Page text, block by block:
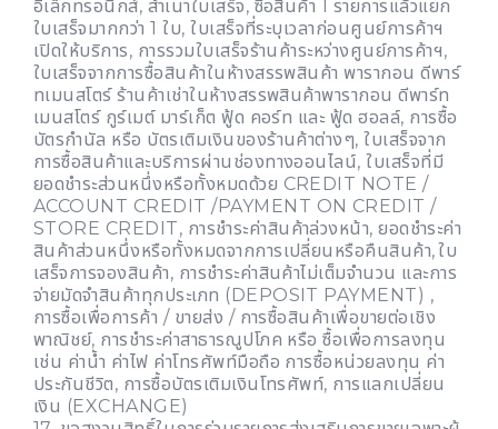
อิเล็กทรอนิกส์, สำเนาใบเสร็จ, ซื้อสินค้า 1 รายการแล้วแยก
ใบเสร็จมากกว่า 1 ใบ, ใบเสร็จที่ระบุเวลาก่อนศูนย์การค้าฯ
เปิดให้บริการ, การรวมใบเสร็จร้านค้าระหว่างศูนย์การค้าฯ,
ใบเสร็จจากการซื้อสินค้าในห้างสรรพสินค้า พารากอน ดีพาร์
ทเมนสโตร์ ร้านค้าเช่าในห้างสรรพสินค้าพารากอน ดีพาร์ท
เมนสโตร์ กูร์เมต์ มาร์เก็ต ฟู้ด คอร์ท และ ฟู้ด ฮอลล์, การซื้อ
บัตรกำนัล หรือ บัตรเติมเงินของร้านค้าต่างๆ, ใบเสร็จจาก
การซื้อสินค้าและบริการผ่านช่องทางออนไลน์, ใบเสร็จที่มี
ยอดชำระส่วนหนึ่งหรือทั้งหมดด้วย CREDIT NOTE /
ACCOUNT CREDIT /PAYMENT ON CREDIT /
STORE CREDIT, การชำระค่าสินค้าล่วงหน้า, ยอดชำระค่า
สินค้าส่วนหนึ่งหรือทั้งหมดจากการเปลี่ยนหรือคืนสินค้า, ใบ
เสร็จการจองสินค้า, การชำระค่าสินค้าไม่เต็มจำนวน และการ
จ่ายมัดจำสินค้าทุกประเภท (DEPOSIT PAYMENT) ,
การซื้อเพื่อการค้า / ขายส่ง / การซื้อสินค้าเพื่อขายต่อเชิง
พาณิชย์, การชำระค่าสาธารณูปโภค หรือ ซื้อเพื่อการลงทุน
เช่น ค่าน้ำ ค่าไฟ ค่าโทรศัพท์มือถือ การซื้อหน่วยลงทุน ค่า
ประกันชีวิต, การซื้อบัตรเติมเงินโทรศัพท์, การแลกเปลี่ยน
เงิน (EXCHANGE)